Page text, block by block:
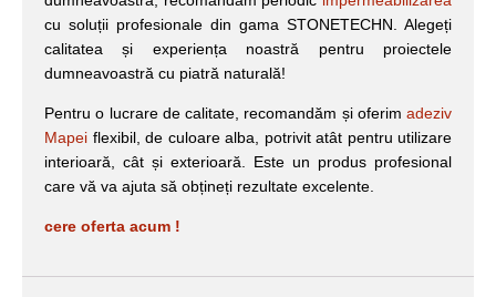
cu soluții profesionale din gama STONETECHN. Alegeți
calitatea și experiența noastră pentru proiectele
dumneavoastră cu piatră naturală!
Pentru o lucrare de calitate, recomandăm și oferim adeziv
Mapei flexibil, de culoare alba, potrivit atât pentru utilizare
interioară, cât și exterioară. Este un produs profesional
care vă va ajuta să obțineți rezultate excelente.
cere oferta acum !